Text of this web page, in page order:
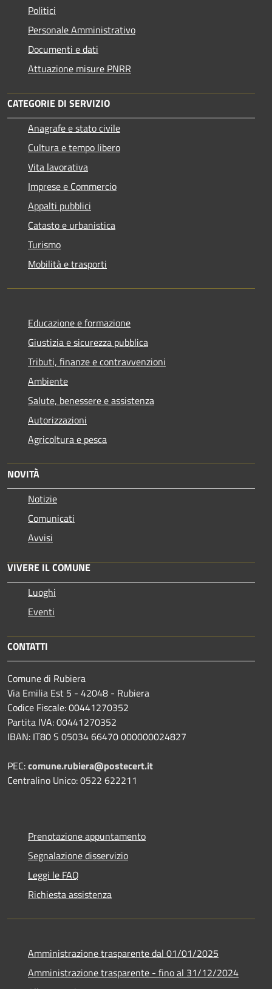
Politici
Personale Amministrativo
Documenti e dati
Attuazione misure PNRR
CATEGORIE DI SERVIZIO
Anagrafe e stato civile
Cultura e tempo libero
Vita lavorativa
Imprese e Commercio
Appalti pubblici
Catasto e urbanistica
Turismo
Mobilità e trasporti
Educazione e formazione
Giustizia e sicurezza pubblica
Tributi, finanze e contravvenzioni
Ambiente
Salute, benessere e assistenza
Autorizzazioni
Agricoltura e pesca
NOVITÀ
Notizie
Comunicati
Avvisi
VIVERE IL COMUNE
Luoghi
Eventi
CONTATTI
Comune di Rubiera
Via Emilia Est 5 - 42048 - Rubiera
Codice Fiscale: 00441270352
Partita IVA: 00441270352
IBAN: IT80 S 05034 66470 000000024827
PEC:comune.rubiera@postecert.it
Centralino Unico: 0522 622211
Prenotazione appuntamento
Segnalazione disservizio
Leggi le FAQ
Richiesta assistenza
Amministrazione trasparente dal 01/01/2025
Amministrazione trasparente - fino al 31/12/2024